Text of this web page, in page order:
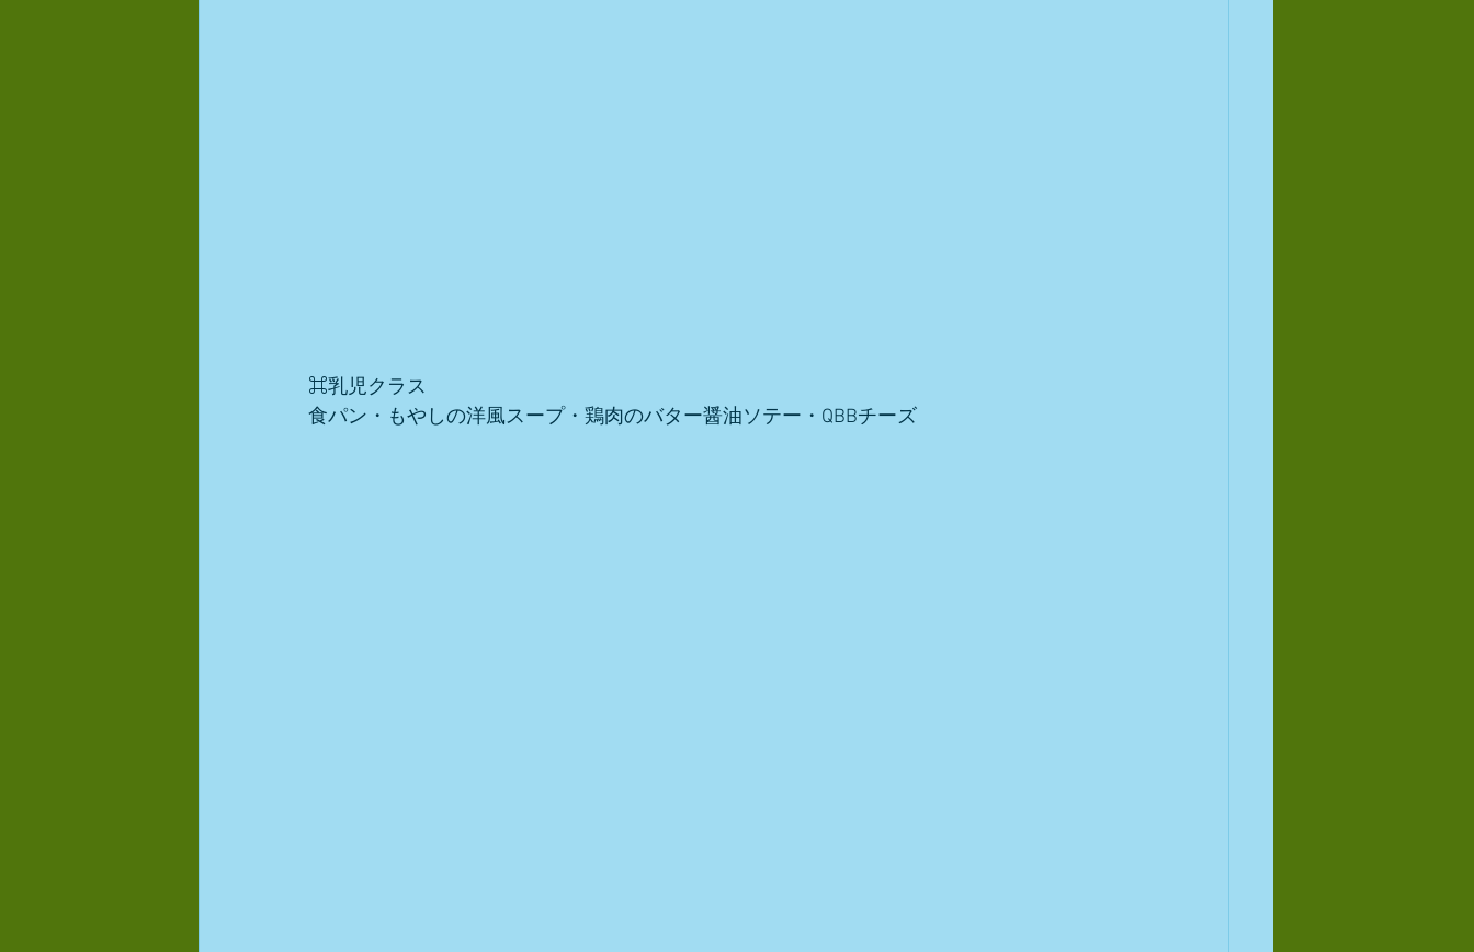
⌘乳児クラス
食パン・もやしの洋風スープ・鶏肉のバター醤油ソテー・QBBチーズ